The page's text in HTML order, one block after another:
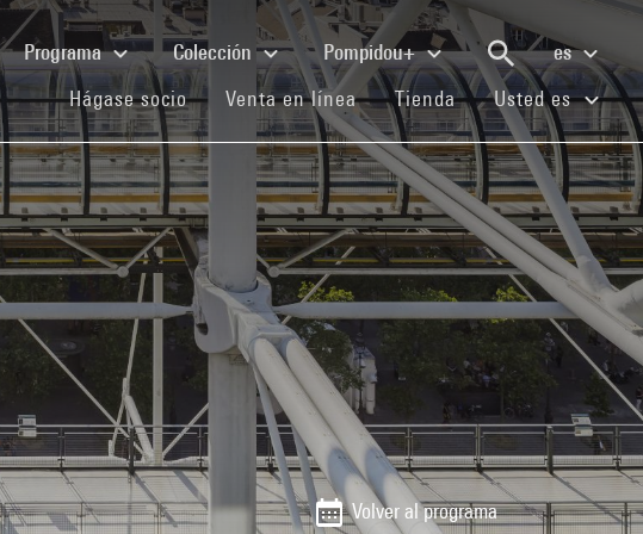
Programa Colección Pompidou+
es
Hágase socio(current)Venta en línea(current)
Tienda(current)Usted es
Volver al programa